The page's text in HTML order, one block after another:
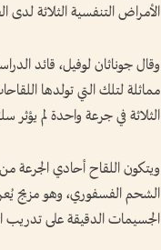
الأمراض التنفسية الثلاثة لدى
وقال جوناثان لوفيل، قائد
مماثلة لتلك التي تولدها
الثلاثة في جرعة واحدة لم يؤثر
ويتكون اللقاح أحادي
الجسيمات الدقيقة على تدريب